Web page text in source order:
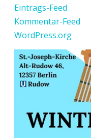
Eintrags-Feed
Kommentar-Feed
WordPress.org